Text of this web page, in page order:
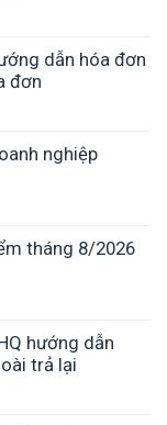
dẫn hóa đơn
đơn
nghiệp
tháng 8/2026
hướng dẫn
trả lại